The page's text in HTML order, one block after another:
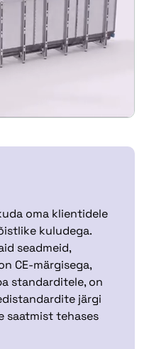
oma klientidele
kuludega.
seadmeid,
CE-märgisega,
standarditele, on
järgi
saatmist tehases